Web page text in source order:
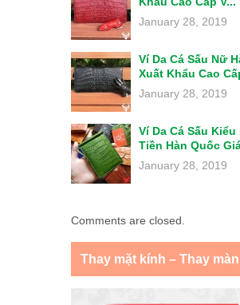
January 28, 2019
Ví Da Cá Sấu Nữ
Xuất Khẩu Cao
January 28, 2019
Ví Da Cá Sấu Kiểu
Tiền Hàn Quốc
January 28, 2019
Comments are closed.
Thay mặt kính – Thay